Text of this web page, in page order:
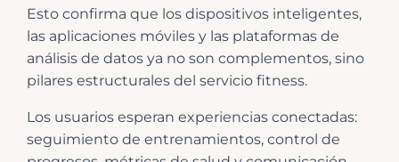
Esto confirma que los dispositivos inteligentes,
las aplicaciones móviles y las plataformas de
análisis de datos ya no son complementos, sino
pilares estructurales del servicio fitness.
Los usuarios esperan experiencias conectadas:
seguimiento de entrenamientos, control de